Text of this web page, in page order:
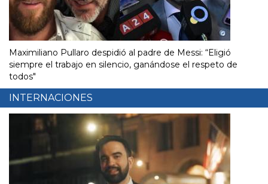
Maximiliano Pullaro despidió al padre de Messi: “Eligió
siempre el trabajo en silencio, ganándose el respeto de
todos"
INTERNACIONES